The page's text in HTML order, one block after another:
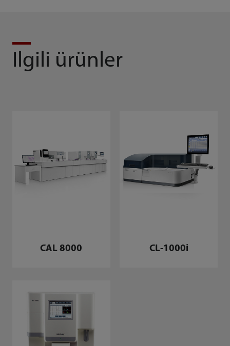
Ilgili ürünler
CAL 8000 CL-1000i